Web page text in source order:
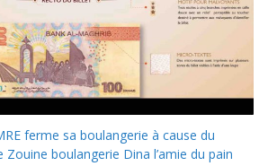
ferme sa boulangerie à cause du